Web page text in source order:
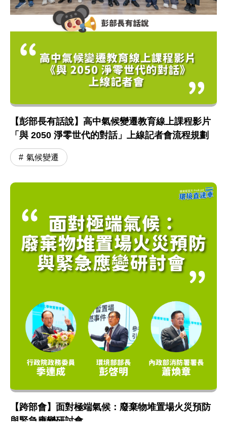
【彭部長有話說】高中氣候變遷教育線上課程影片
「與 2050 淨零世代的對話」上線記者會流程規劃
氣候變遷
【跨部會】面對極端氣候：廢棄物堆置場火災預防
與緊急應變研討會